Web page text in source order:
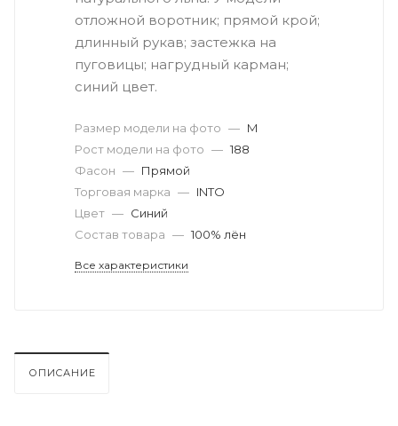
отложной воротник; прямой крой;
длинный рукав; застежка на
пуговицы; нагрудный карман;
синий цвет.
Размер модели на фото — M
Рост модели на фото — 188
Фасон — Прямой
Торговая марка — INTO
Цвет — Синий
Состав товара — 100% лён
Все характеристики
ОПИСАНИЕ